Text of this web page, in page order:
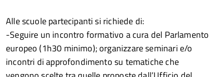
Alle scuole partecipanti si richiede di:
-Seguire un incontro formativo a cura del Parlamento
europeo (1h30 minimo); organizzare seminari e/o
incontri di approfondimento su tematiche che